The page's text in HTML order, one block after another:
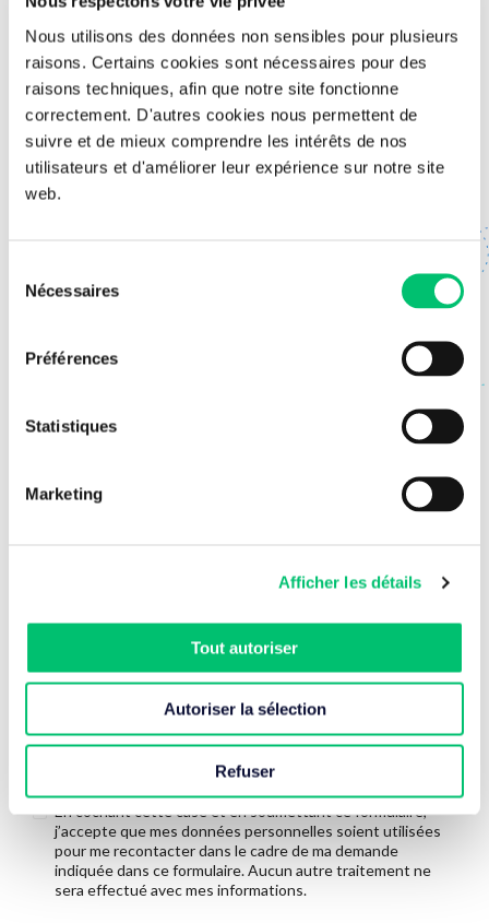
Nous utilisons des données non sensibles pour plusieurs
raisons. Certains cookies sont nécessaires pour des
raisons techniques, afin que notre site fonctionne
correctement. D'autres cookies nous permettent de
suivre et de mieux comprendre les intérêts de nos
utilisateurs et d'améliorer leur expérience sur notre site
web.
Nécessaires
Préférences
Statistiques
Marketing
Afficher les détails
Tout autoriser
Autoriser la sélection
Refuser
Métier Conseil
Contactez-nous
En cochant cette case et en soumettant ce formulaire,
j’accepte que mes données personnelles soient utilisées
pour me recontacter dans le cadre de ma demande
indiquée dans ce formulaire. Aucun autre traitement ne
sera effectué avec mes informations.